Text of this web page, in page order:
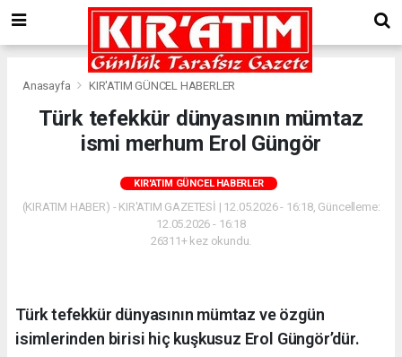
Anasayfa KIR'ATIM GÜNCEL HABERLER
Türk tefekkür dünyasının mümtaz
ismi merhum Erol Güngör
KIR'ATIM GÜNCEL HABERLER
(KIRATIM HABER) - KIR'ATIM GAZETESİ | 12.05.2026 - 16:18, Güncelleme:
12.05.2026 - 16:18
26311+ kez okundu.
Türk tefekkür dünyasının mümtaz ve özgün
isimlerinden birisi hiç kuşkusuz Erol Güngör’dür.